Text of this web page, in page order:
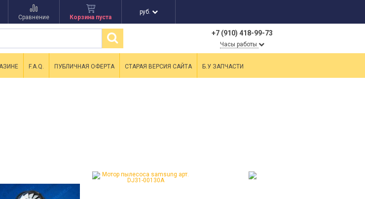
Сравнение Корзина пуста
руб.
+7 (910) 418-99-73
Часы работы
F.A.Q. ПУБЛИЧНАЯ ОФЕРТА СТАРАЯ ВЕРСИЯ САЙТА Б.У ЗАПЧАСТИ